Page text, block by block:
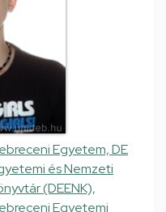
Egyetem, DE
és Nemzeti
(DEENK),
Egyetemi